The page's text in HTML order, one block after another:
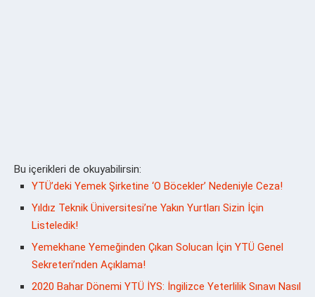
Bu içerikleri de okuyabilirsin:
YTÜ’deki Yemek Şirketine ‘O Böcekler’ Nedeniyle Ceza!
Yıldız Teknik Üniversitesi’ne Yakın Yurtları Sizin İçin
Listeledik!
Yemekhane Yemeğinden Çıkan Solucan İçin YTÜ Genel
Sekreteri’nden Açıklama!
2020 Bahar Dönemi YTÜ İYS: İngilizce Yeterlilik Sınavı Nasıl